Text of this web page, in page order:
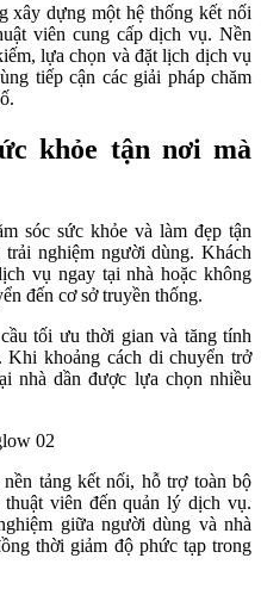
xây dựng một hệ thống kết nối
viên cung cấp dịch vụ. Nền
lựa chọn và đặt lịch dịch vụ
tiếp cận các giải pháp chăm
khỏe tận nơi mà
sóc sức khỏe và làm đẹp tận
nghiệm người dùng. Khách
vụ ngay tại nhà hoặc không
đến cơ sở truyền thống.
tối ưu thời gian và tăng tính
Khi khoảng cách di chuyển trở
nhà dần được lựa chọn nhiều
tảng kết nối, hỗ trợ toàn bộ
viên đến quản lý dịch vụ.
giữa người dùng và nhà
thời giảm độ phức tạp trong